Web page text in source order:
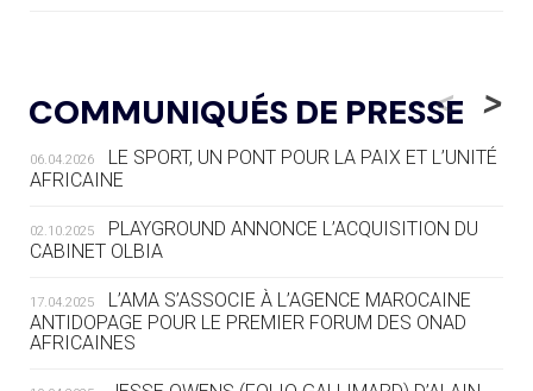
LE RÊVE DE VOIR LA LUGE ALPINE
AUX JO « N'EST PAS FINI »
05.08 — TIR À L'ARC
DES MONDIAUX À BRISBANE SUR LA
ROUTE DES JO 2032
LE VILLAGE OLYMPIQUE DES ARAVIS
SE DESSINE
COMMUNIQUÉS DE PRESSE
<
06.04.2026
LE SPORT, UN PONT POUR LA PAIX ET L’UNITÉ
AFRICAINE
02.10.2025
PLAYGROUND ANNONCE L’ACQUISITION DU
CABINET OLBIA
17.04.2025
L’AMA S’ASSOCIE À L’AGENCE MAROCAINE
ANTIDOPAGE POUR LE PREMIER FORUM DES ONAD
AFRICAINES
>